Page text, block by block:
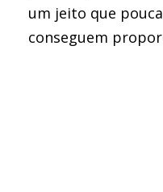
um jeito que
conseguem